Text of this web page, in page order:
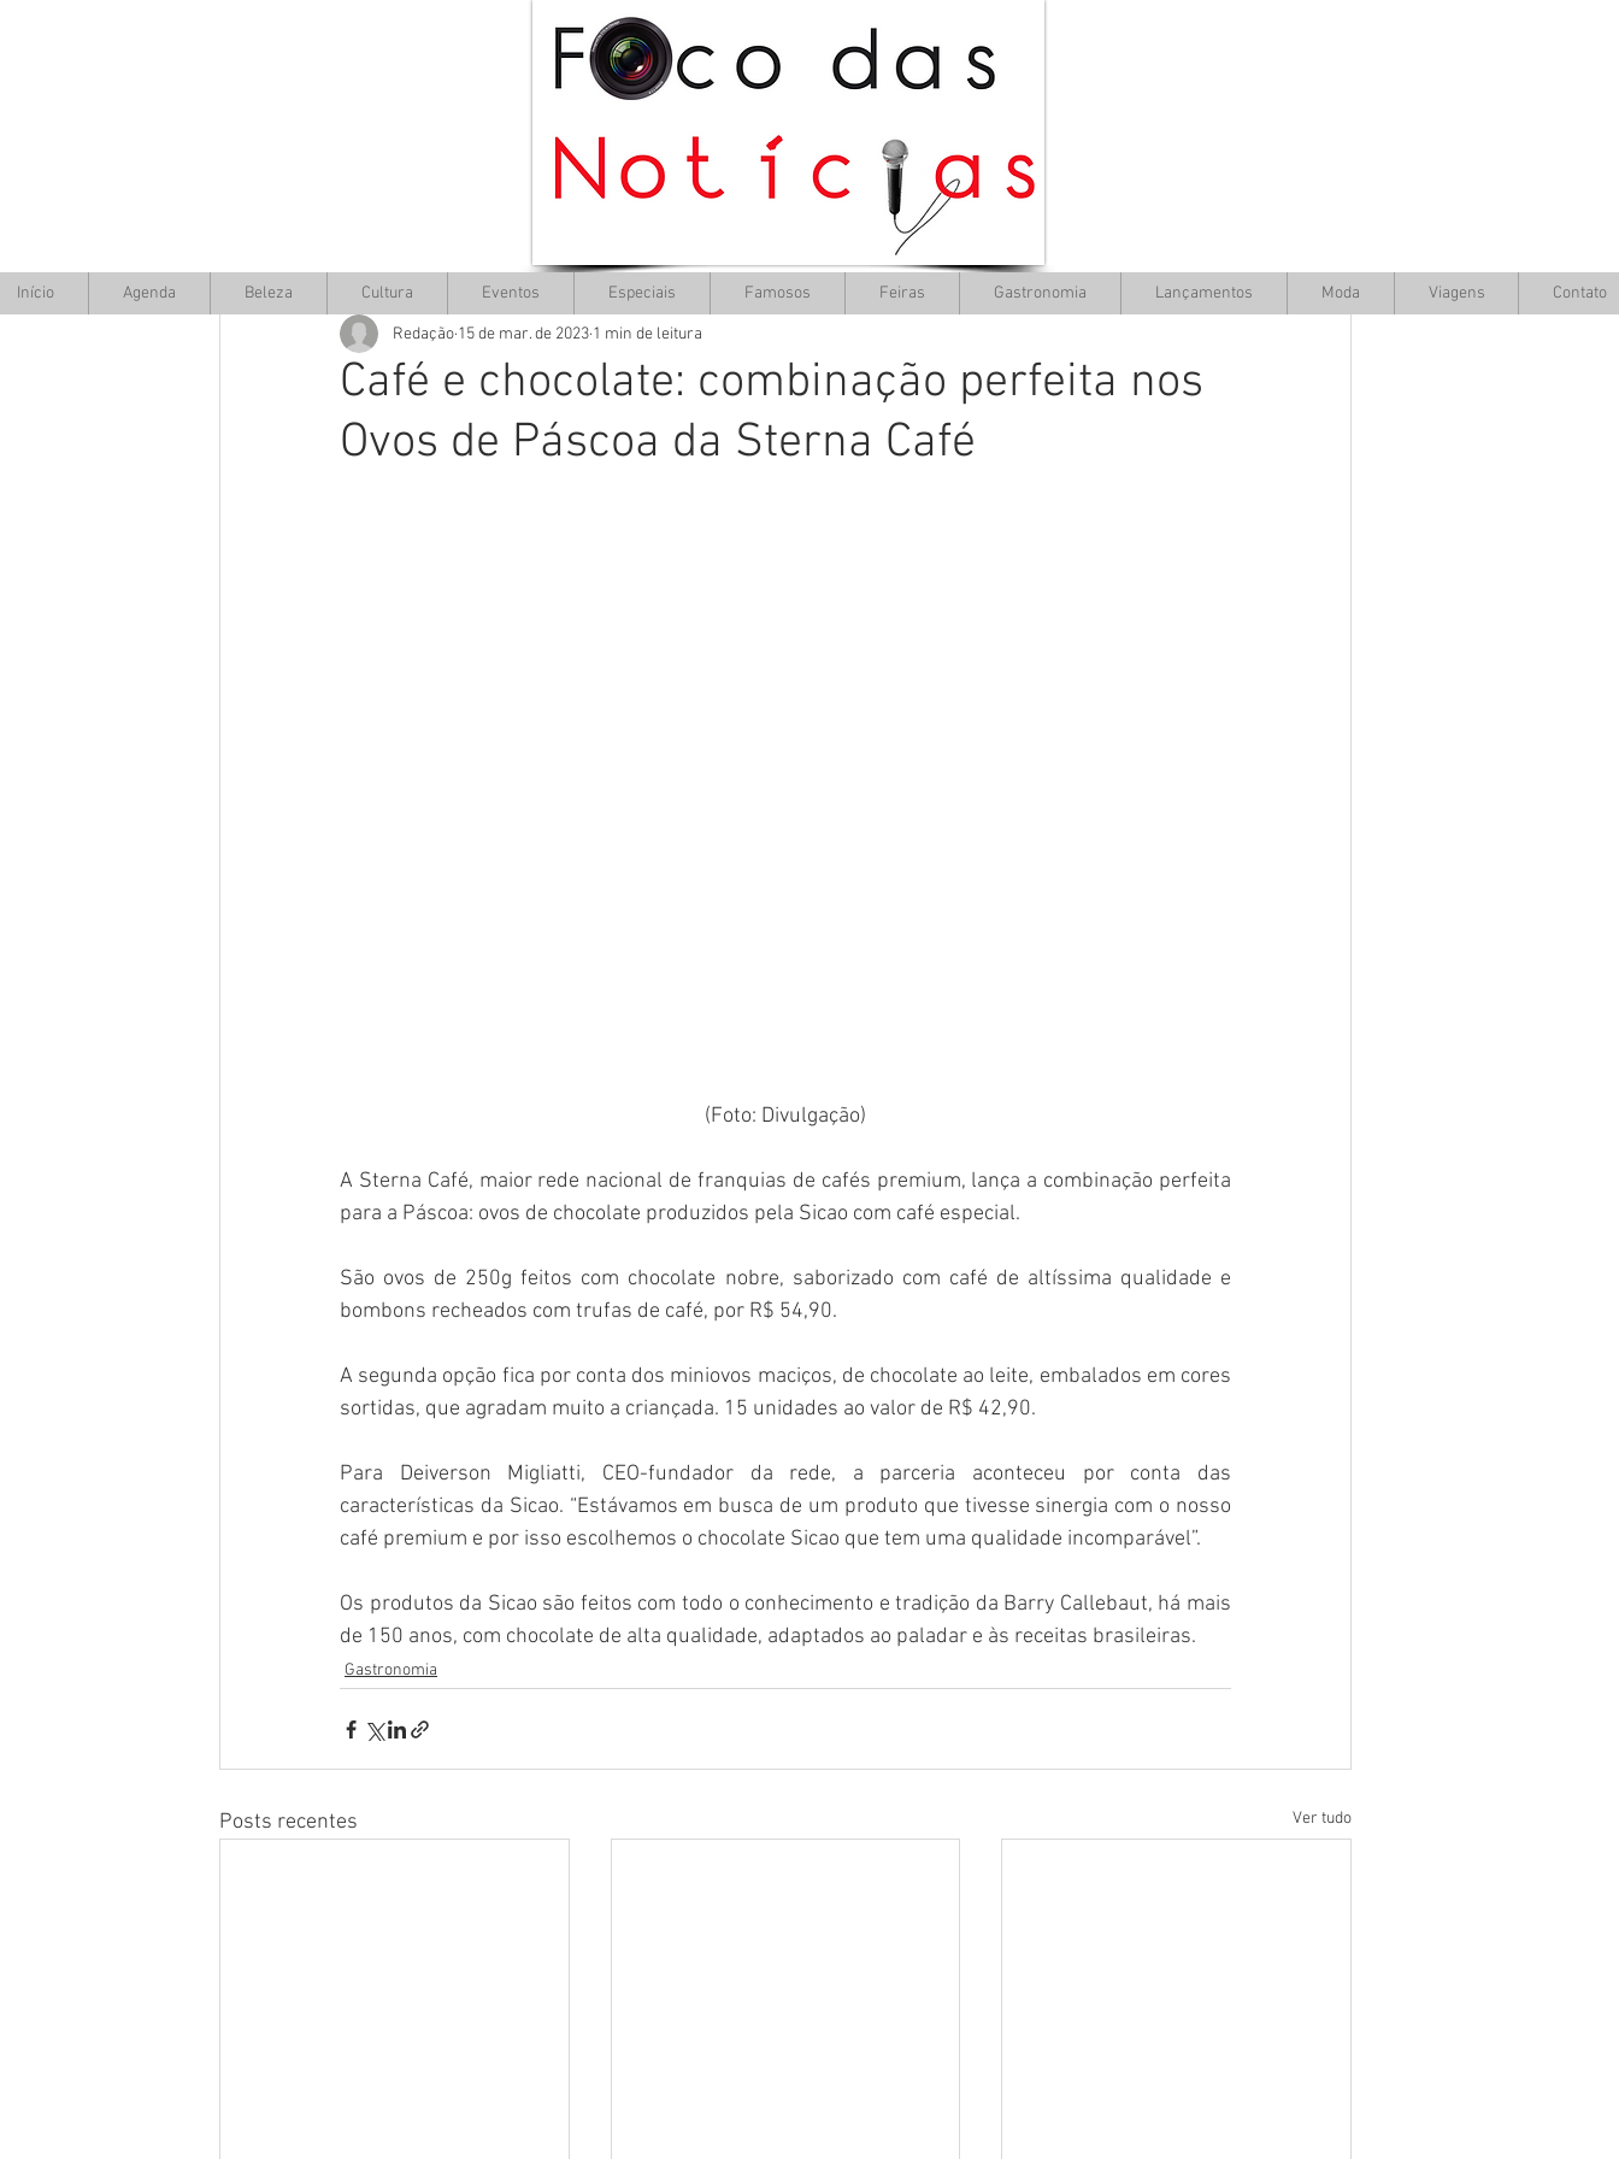
Café e chocolate: combinação perfeita nos
Ovos de Páscoa da Sterna Café
Redação 15 de mar. de 2023 1 min de leitura
(Foto: Divulgação)
A Sterna Café, maior rede nacional de franquias de cafés premium, lança a combinação perfeita
para a Páscoa: ovos de chocolate produzidos pela Sicao com café especial.
São ovos de 250g feitos com chocolate nobre, saborizado com café de altíssima qualidade e
bombons recheados com trufas de café, por R$ 54,90.
A segunda opção fica por conta dos miniovos maciços, de chocolate ao leite, embalados em cores
sortidas, que agradam muito a criançada. 15 unidades ao valor de R$ 42,90.
Para Deiverson Migliatti, CEO-fundador da rede, a parceria aconteceu por conta das
características da Sicao. “Estávamos em busca de um produto que tivesse sinergia com o nosso
café premium e por isso escolhemos o chocolate Sicao que tem uma qualidade incomparável”.
Os produtos da Sicao são feitos com todo o conhecimento e tradição da Barry Callebaut, há mais
de 150 anos, com chocolate de alta qualidade, adaptados ao paladar e às receitas brasileiras.
Gastronomia
Posts recentes Ver tudo
Início Agenda Beleza Cultura Eventos Especiais Famosos Feiras Gastronomia Lançamentos Moda Viagens Contato